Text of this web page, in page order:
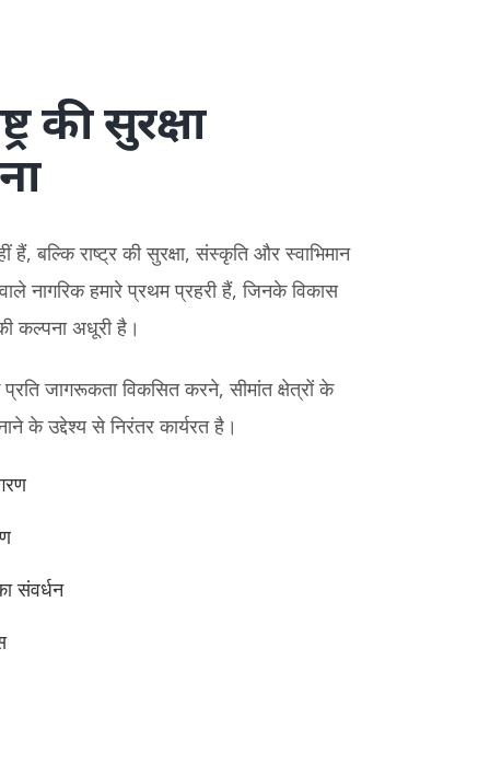
की सुरक्षा
हैं, बल्कि राष्ट्र की सुरक्षा, संस्कृति और स्वाभिमान
नागरिक हमारे प्रथम प्रहरी हैं, जिनके विकास
कल्पना अधूरी है।
जागरूकता विकसित करने, सीमांत क्षेत्रों के
के उद्देश्य से निरंतर कार्यरत है।
संवर्धन